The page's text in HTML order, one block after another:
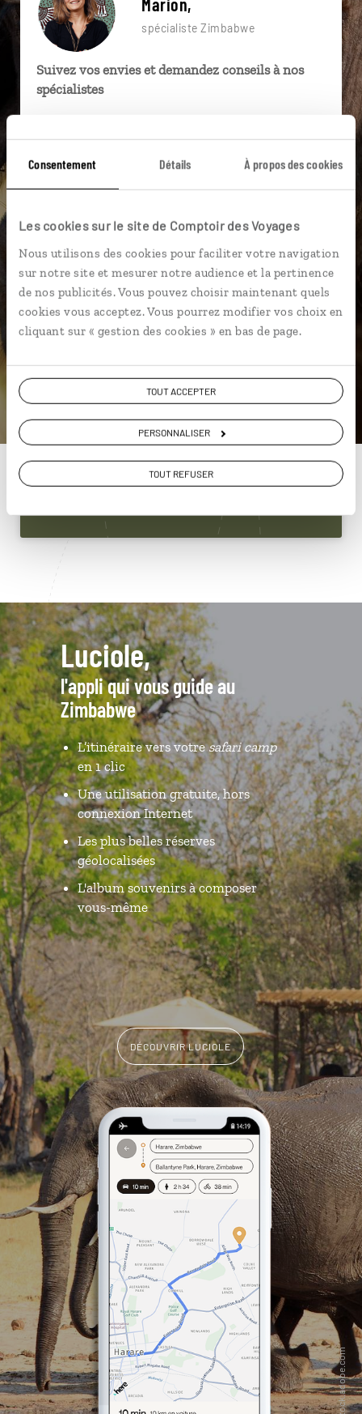
Consentement Détails À propos des cookies
Les cookies sur le site de Comptoir des Voyages
Nous utilisons des cookies pour faciliter votre navigation
sur notre site et mesurer notre audience et la pertinence
de nos publicités. Vous pouvez choisir maintenant quels
cookies vous acceptez. Vous pourrez modifier vos choix en
cliquant sur « gestion des cookies » en bas de page.
TOUT ACCEPTER
PERSONNALISER
TOUT REFUSER
spécialiste Zimbabwe
Suivez vos envies et demandez conseils à nos
spécialistes
près de vos envies et de la réalité du pays.
Échangez en face à face ou depuis nos studios
connectés en agence, mais aussi par email ou
Vous gardez le même interlocuteur avant,
pendant et après votre voyage.
ou
Construisez votre voyage avec un spécialiste
Zimbabwe
01 86 95 65 58
Luciole,
l'appli qui vous guide au
Zimbabwe
L’itinéraire vers votresafari camp
en 1 clic
Une utilisation gratuite, hors
connexion Internet
Les plus belles réserves
géolocalisées
L'album souvenirs à composer
vous-même
DÉCOUVRIR LUCIOLE